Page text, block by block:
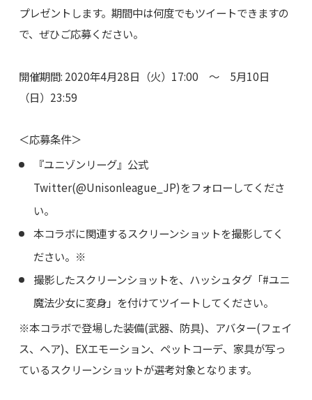
プレゼントします。期間中は何度でもツイートできますの
で、ぜひご応募ください。
開催期間: 2020年4月28日（火）17:00 ～ 5月10日
（日）23:59
＜応募条件＞
『ユニゾンリーグ』公式
Twitter(@Unisonleague_JP)をフォローしてくださ
い。
本コラボに関連するスクリーンショットを撮影してく
ださい。※
撮影したスクリーンショットを、ハッシュタグ「#ユニ
魔法少女に変身」を付けてツイートしてください。
※本コラボで登場した装備(武器、防具)、アバター(フェイ
ス、ヘア)、EXエモーション、ペットコーデ、家具が写っ
ているスクリーンショットが選考対象となります。